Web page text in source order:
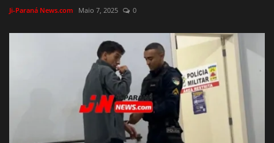
Ji-Paraná News.com Maio 7, 2025 0